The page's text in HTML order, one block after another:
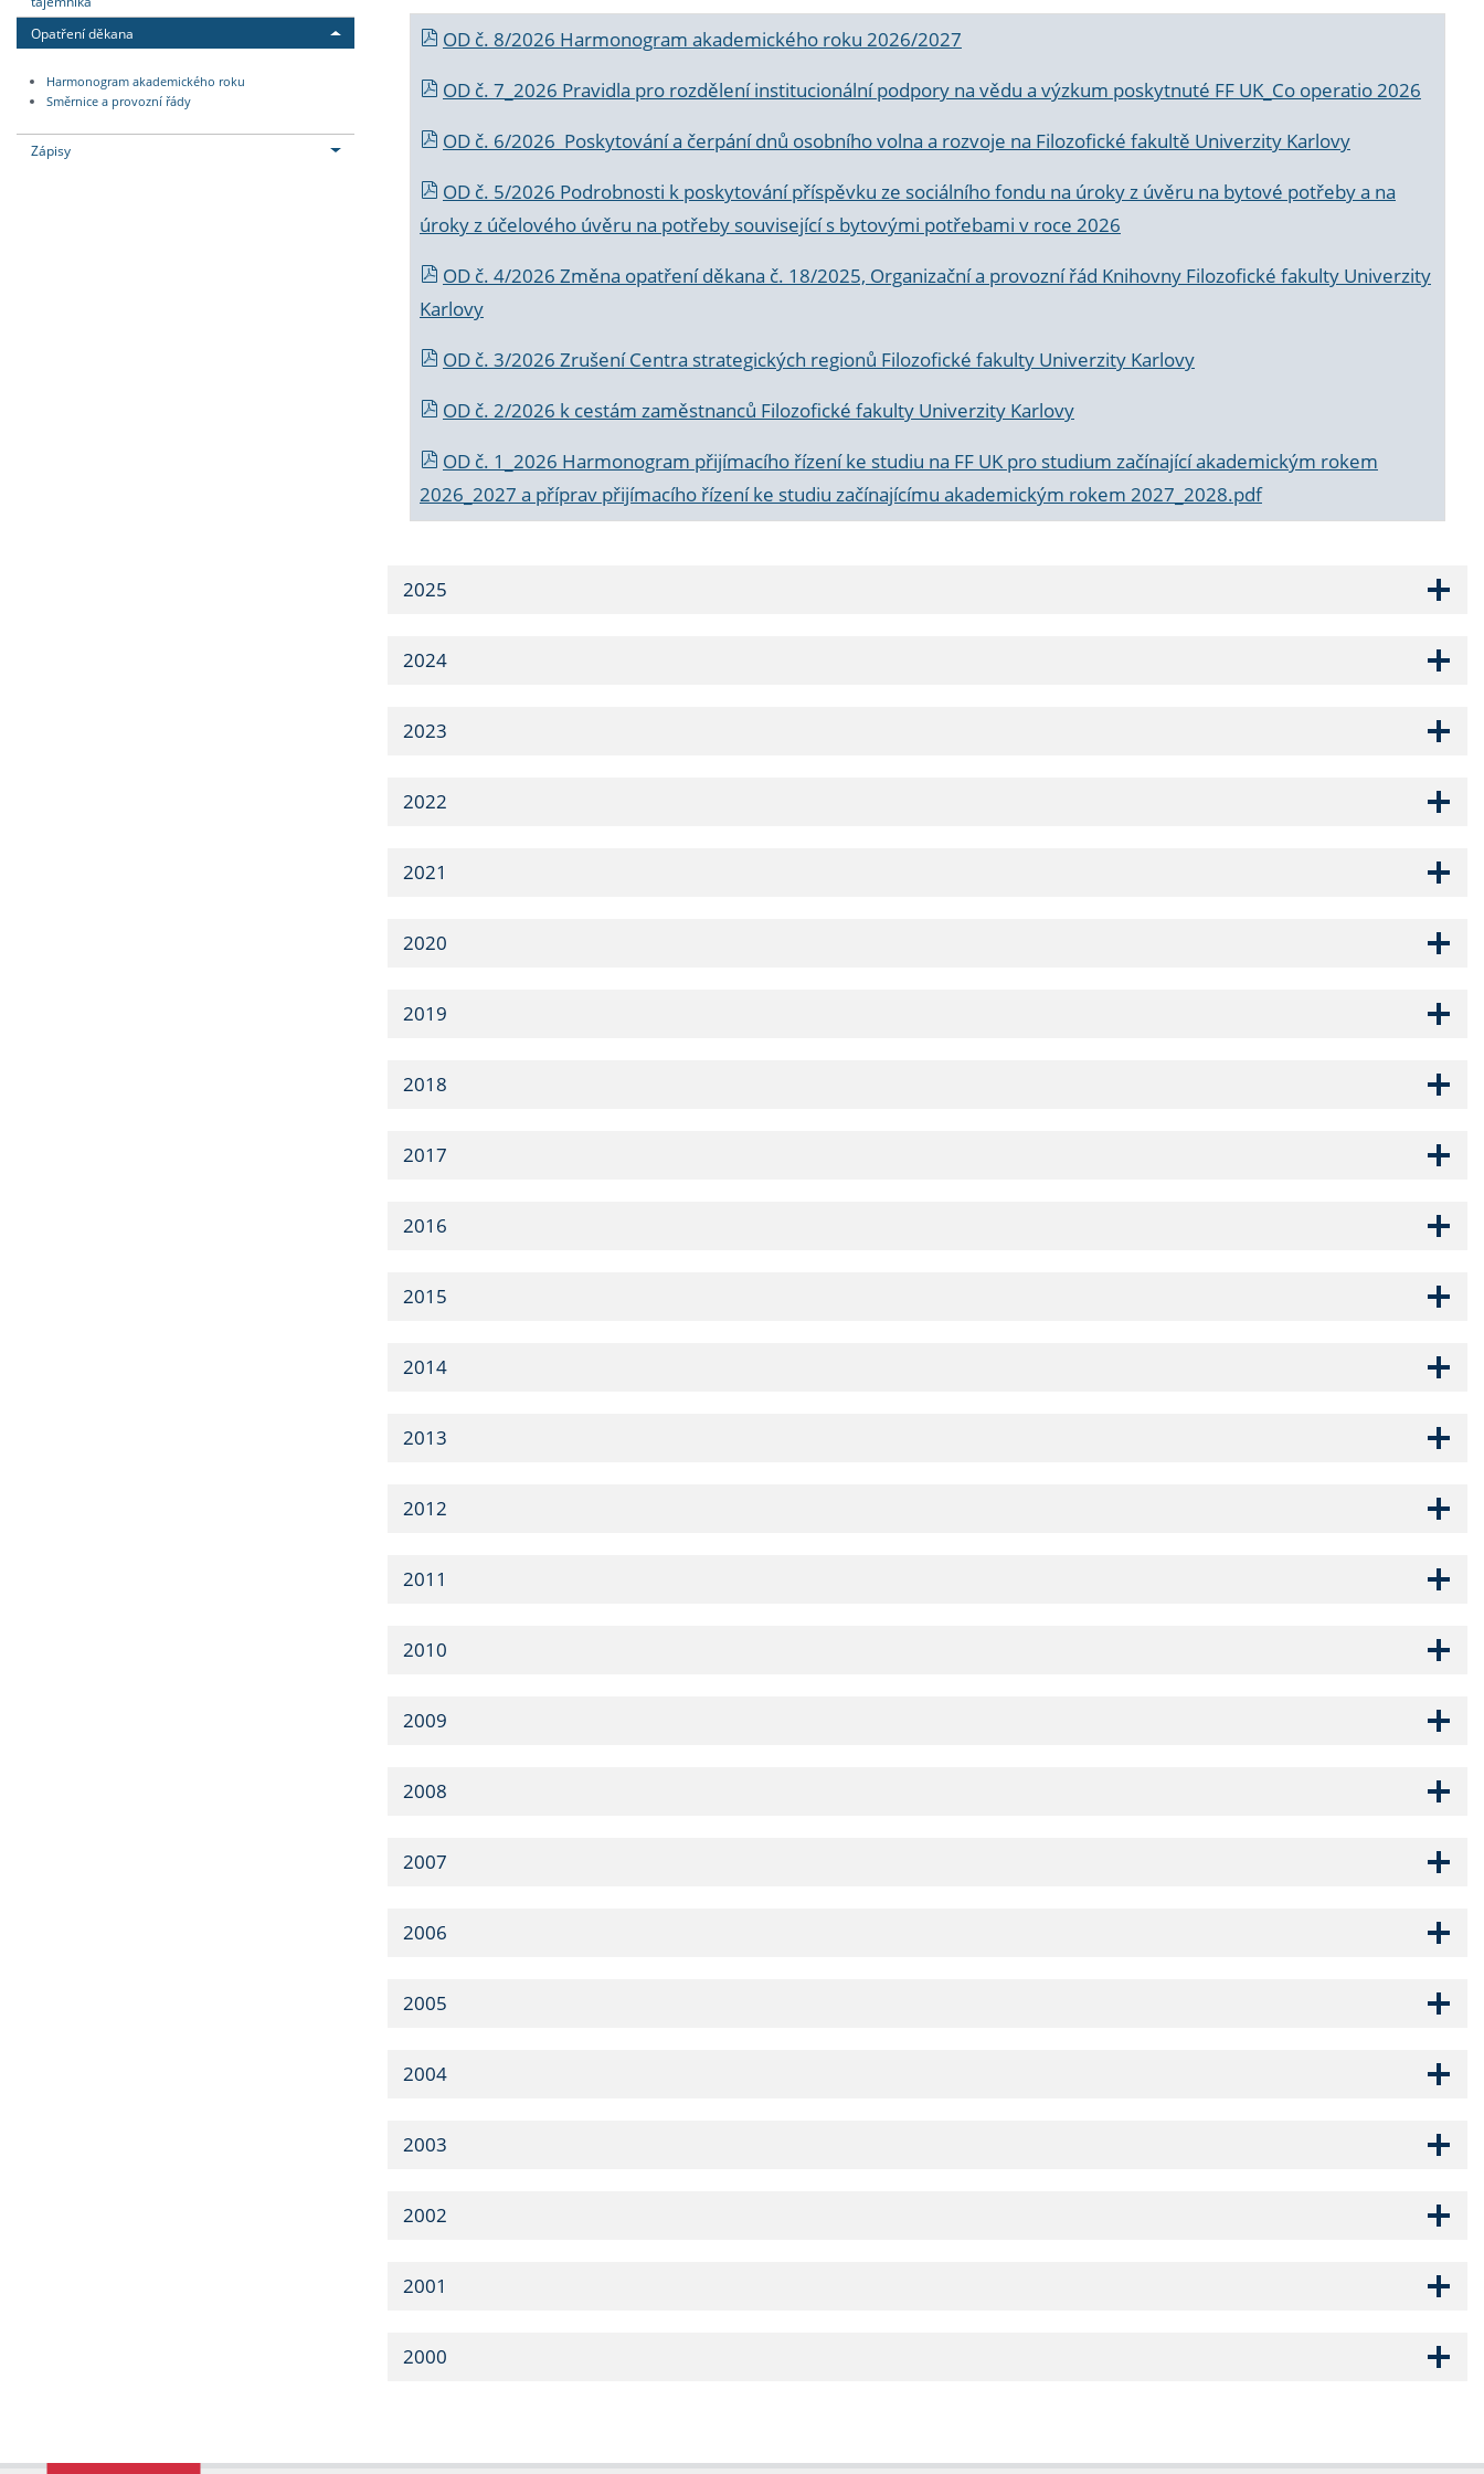
Opatření děkana
Harmonogram akademického roku
Směrnice a provozní řády
Zápisy
OD č. 8/2026 Harmonogram akademického roku 2026/2027
OD č. 7_2026 Pravidla pro rozdělení institucionální podpory na vědu a výzkum poskytnuté FF UK_Co operatio 2026
OD č. 6/2026 Poskytování a čerpání dnů osobního volna a rozvoje na Filozofické fakultě Univerzity Karlovy
OD č. 5/2026 Podrobnosti k poskytování příspěvku ze sociálního fondu na úroky z úvěru na bytové potřeby a na
úroky z účelového úvěru na potřeby související s bytovými potřebami v roce 2026
OD č. 4/2026 Změna opatření děkana č. 18/2025, Organizační a provozní řád Knihovny Filozofické fakulty Univerzity
Karlovy
OD č. 3/2026 Zrušení Centra strategických regionů Filozofické fakulty Univerzity Karlovy
OD č. 2/2026 k cestám zaměstnanců Filozofické fakulty Univerzity Karlovy
OD č. 1_2026 Harmonogram přijímacího řízení ke studiu na FF UK pro studium začínající akademickým rokem
2026_2027 a příprav přijímacího řízení ke studiu začínajícímu akademickým rokem 2027_2028.pdf
2025
2024
2023
2022
2021
2020
2019
2018
2017
2016
2015
2014
2013
2012
2011
2010
2009
2008
2007
2006
2005
2004
2003
2002
2001
2000